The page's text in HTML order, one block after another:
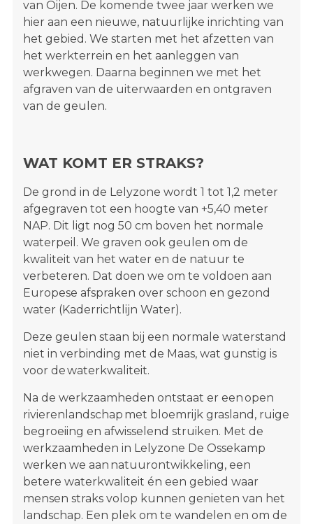
van Oijen. De komende twee jaar werken we
hier aan een nieuwe, natuurlijke inrichting van
het gebied. We starten met het afzetten van
het werkterrein en het aanleggen van
werkwegen. Daarna beginnen we met het
afgraven van de uiterwaarden en ontgraven
van de geulen.
WAT KOMT ER STRAKS?
De grond in de Lelyzone wordt 1 tot 1,2 meter
afgegraven tot een hoogte van +5,40 meter
NAP. Dit ligt nog 50 cm boven het normale
waterpeil. We graven ook geulen om de
kwaliteit van het water en de natuur te
verbeteren. Dat doen we om te voldoen aan
Europese afspraken over schoon en gezond
water (Kaderrichtlijn Water).
Deze geulen staan bij een normale waterstand
niet in verbinding met de Maas, wat gunstig is
voor de waterkwaliteit.
Na de werkzaamheden ontstaat er een open
rivierenlandschap met bloemrijk grasland, ruige
begroeiing en afwisselend struiken. Met de
werkzaamheden in Lelyzone De Ossekamp
werken we aan natuurontwikkeling, een
betere waterkwaliteit én een gebied waar
mensen straks volop kunnen genieten van het
landschap. Een plek om te wandelen en om de